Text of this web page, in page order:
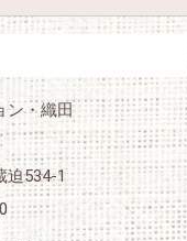
ン・織田
迫534-1